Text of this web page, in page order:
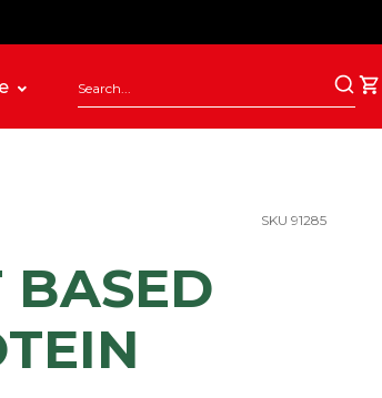
SKU 91285
BASED